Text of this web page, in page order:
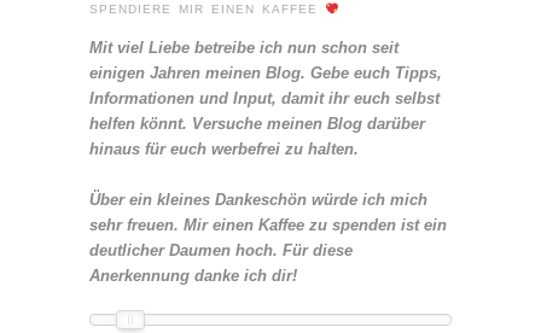
SPENDIERE MIR EINEN KAFFEE
Mit viel Liebe betreibe ich nun schon seit
einigen Jahren meinen Blog. Gebe euch Tipps,
Informationen und Input, damit ihr euch selbst
helfen könnt. Versuche meinen Blog darüber
hinaus für euch werbefrei zu halten.
Über ein kleines Dankeschön würde ich mich
sehr freuen. Mir einen Kaffee zu spenden ist ein
deutlicher Daumen hoch. Für diese
Anerkennung danke ich dir!